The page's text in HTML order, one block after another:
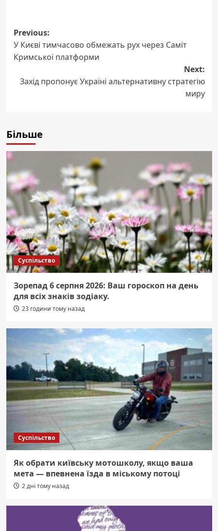
Post
navigation
Previous:
У Києві тимчасово обмежать рух через Саміт
Кримської платформи
Next:
Захід пропонує Україні альтернативну стратегію
миру
Більше
Суспільство
Зорепад 6 серпня 2026: Ваш гороскоп на день
для всіх знаків зодіаку.
23 години тому назад
Суспільство
Як обрати київську мотошколу, якщо ваша
мета — впевнена їзда в міському потоці
2 дні тому назад